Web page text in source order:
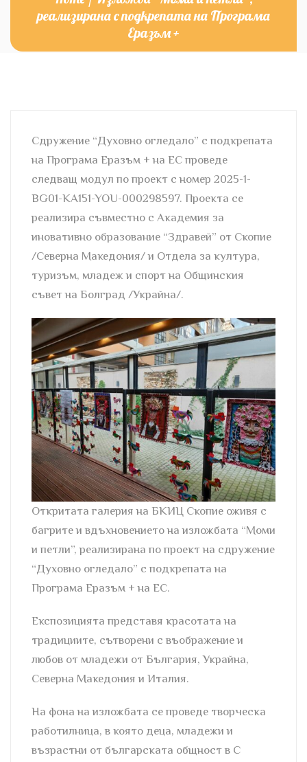
реализирана с подкрепата на Програма
Еразъм +
Сдружение “Духовно огледало” с подкрепата
на Програма Еразъм + на ЕС проведе
следващ модул по проект с номер 2025-1-
BG01-KA151-YOU-000298597. Проекта се
реализира съвместно с Академия за
иновативно образование “Здравей” от Скопие
/Северна Mакедония/ и Отдела за култура,
туризъм, младеж и спорт на Общинския
съвет на Болград /Украйна/.
Откритата галерия на БКИЦ Скопие оживя с
багрите и вдъхновението на изложбата “Моми
и петли”, реализирана по проект на сдружение
“Духовно огледало” с подкрепата на
Програма Еразъм + на ЕС.
Експозицията представя красотата на
традициите, сътворени с въображение и
любов от младежи от България, Украйна,
Северна Македония и Италия.
На фона на изложбата се проведе творческа
работилница, в която деца, младежи и
възрастни от българската общност в С